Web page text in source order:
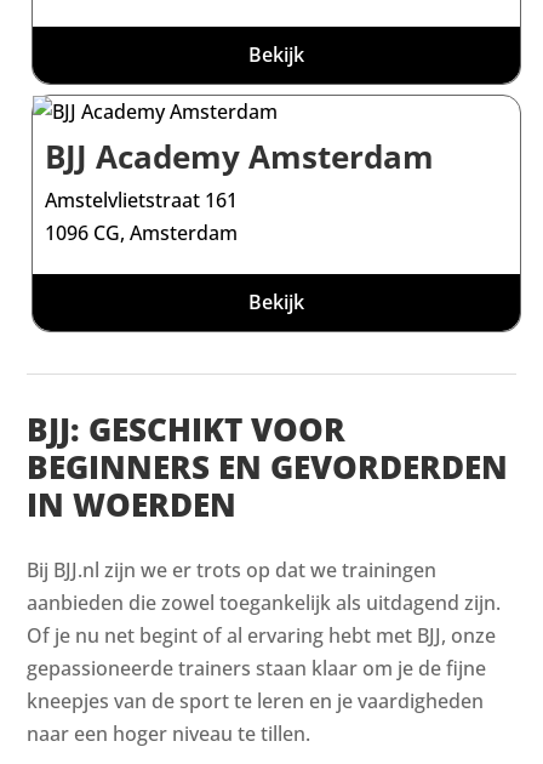
Bekijk
BJJ Academy Amsterdam
Amstelvlietstraat 161
1096 CG, Amsterdam
Bekijk
BJJ: GESCHIKT VOOR
BEGINNERS EN GEVORDERDEN
IN WOERDEN
Bij BJJ.nl zijn we er trots op dat we trainingen
aanbieden die zowel toegankelijk als uitdagend zijn.
Of je nu net begint of al ervaring hebt met BJJ, onze
gepassioneerde trainers staan klaar om je de fijne
kneepjes van de sport te leren en je vaardigheden
naar een hoger niveau te tillen.